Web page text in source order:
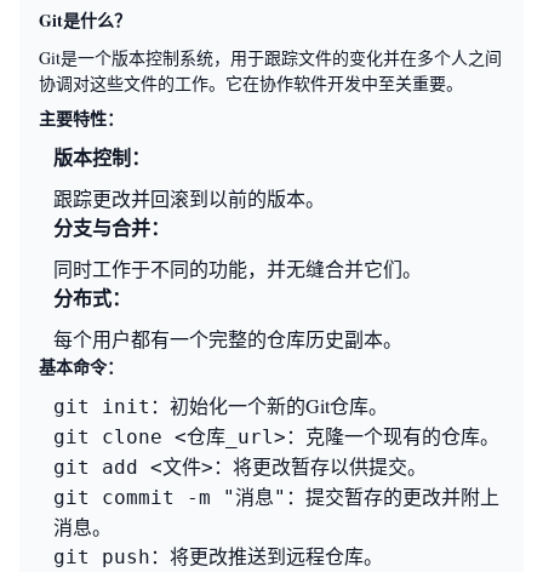
Git是什么？
Git是一个版本控制系统，用于跟踪文件的变化并在多个人之间
协调对这些文件的工作。它在协作软件开发中至关重要。
主要特性：
版本控制：
跟踪更改并回滚到以前的版本。
分支与合并：
同时工作于不同的功能，并无缝合并它们。
分布式：
每个用户都有一个完整的仓库历史副本。
基本命令：
git init ：初始化一个新的Git仓库。
git clone <仓库_url> ：克隆一个现有的仓库。
git add <文件> ：将更改暂存以供提交。
git commit -m "消息" ：提交暂存的更改并附上
消息。
git push ：将更改推送到远程仓库。